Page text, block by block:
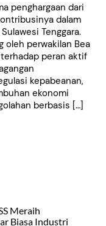
penghargaan dari
dalam
Tenggara.
oleh perwakilan Bea
peran aktif
kepabeanan,
ekonomi
berbasis […]
Meraih
Biasa Industri